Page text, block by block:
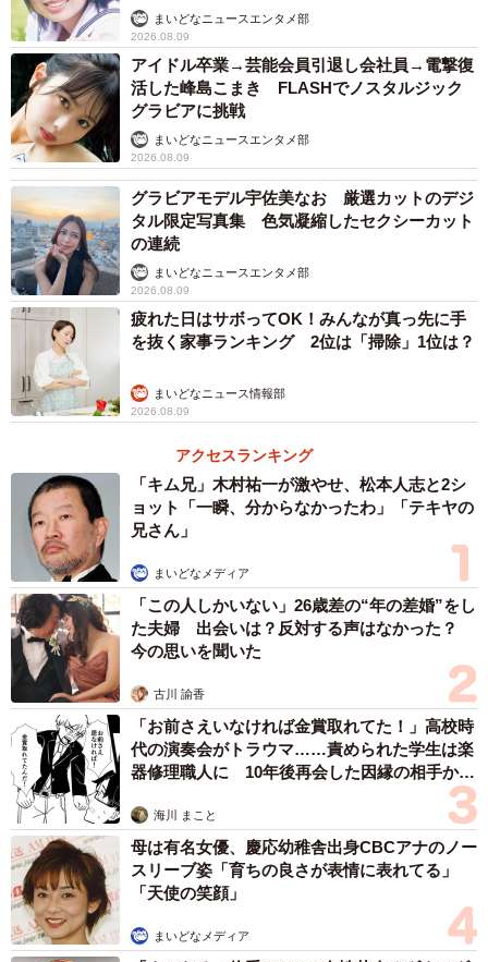
2/3
子どものために立ち上がる
子どものために立ち上がった友人Aちゃんとママ友達。まず
は保育園からの説明を要求しました。
しかし、園の責任者はのらりくらりとかわすだけではっき
りとした説明は秋になってもありませんでした。
そのため、ママ友と行政に相談し見回り・指導をしてもら
うことに。しかし、その間も転園していく子が後を絶たな
かったそうです。
「再度の転園は娘につらい思いをさせてしまうのでは」
「しかし、環境の悪い保育園にいるのもまたつらいので
は」さまざまな思いが交差したAちゃんでしたが、秋も終わ
りにさしかかった頃、再転園をすることに。
せめて娘に寂しい思いをさせないようにと、転園先は娘と
小学校が同じ子どもが多い園にしたそうです。
再転園後、Aちゃんと話す機会があり様子を聞いてみると、
「あのときとても迷ったけど、転園させてよかった。いま
は楽しそうに通っているよ」と笑顔で話していました。
大切な我が子を信頼できる保育園に通わせることは、親に
まいどなニュースエンタメ部
2026.08.09
アイドル卒業→芸能会員引退し会社員→電撃復
活した峰島こまき FLASHでノスタルジック
グラビアに挑戦
まいどなニュースエンタメ部
2026.08.09
グラビアモデル宇佐美なお 厳選カットのデジ
タル限定写真集 色気凝縮したセクシーカット
の連続
まいどなニュースエンタメ部
2026.08.09
疲れた日はサボってOK！みんなが真っ先に手
を抜く家事ランキング 2位は「掃除」1位は？
まいどなニュース情報部
2026.08.09
アクセスランキング
「キム兄」木村祐一が激やせ、松本人志と2シ
ョット「一瞬、分からなかったわ」「テキヤの
兄さん」
まいどなメディア
「この人しかいない」26歳差の“年の差婚”をし
た夫婦 出会いは？反対する声はなかった？
今の思いを聞いた
古川 諭香
「お前さえいなければ金賞取れてた！」高校時
代の演奏会がトラウマ……責められた学生は楽
器修理職人に 10年後再会した因縁の相手から
海川 まこと
母は有名女優、慶応幼稚舎出身CBCアナのノー
スリーブ姿「育ちの良さが表情に表れてる」
「天使の笑顔」
まいどなメディア